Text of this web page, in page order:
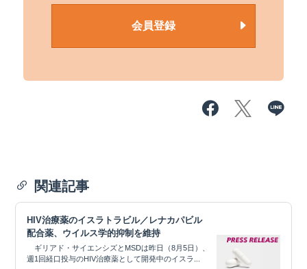
会員登録
関連記事
HIV治療薬のイスラトラビル／レナカパビル
配合薬、ウイルス学的抑制を維持
ギリアド・サイエンシズとMSDは昨日（8月5日）、
週1回経口投与のHIV治療薬として開発中のイスラ...